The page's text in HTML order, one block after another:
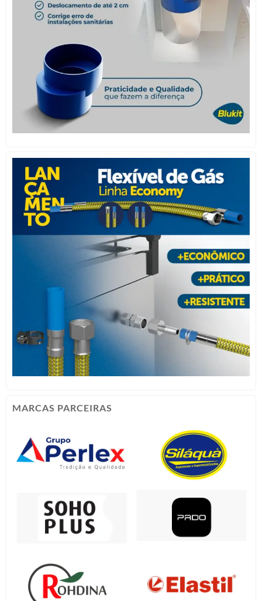
MARCAS PARCEIRAS